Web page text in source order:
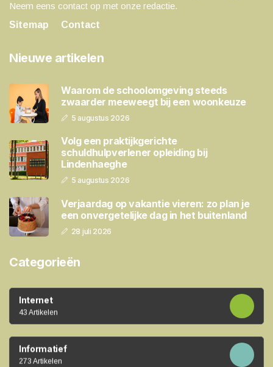
Neem eens contact op met onze redactie.
Sitemap
Contact
Nieuwe artikelen
Waarom de schoolomgeving steeds
zwaarder meeweegt bij een woonkeuze
5 augustus 2026
Volg een praktijkgerichte
schuldhulpverlener opleiding bij
Lindenhaeghe
5 augustus 2026
Verjaardag op vakantie vieren: zo plan je
een onvergetelijke dag in het buitenland
28 juli 2026
Categorieën
Internet
43 Artikelen
Informatief
273 Artikelen